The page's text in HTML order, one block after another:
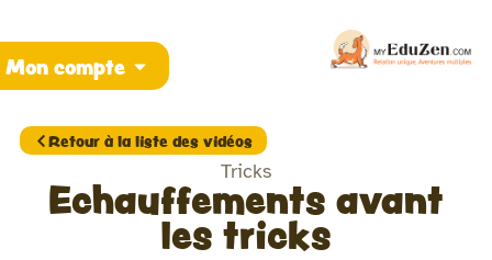
Mon compte
Retour à la liste des vidéos
Tricks
Echauffements avant
les tricks